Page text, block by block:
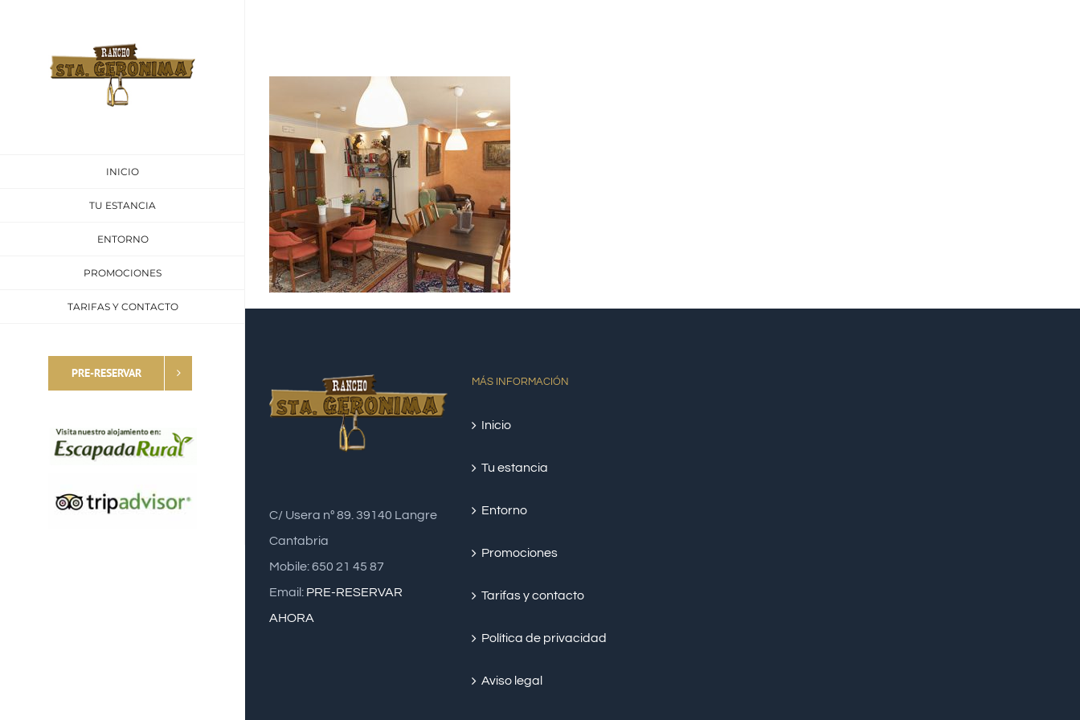
INICIO
TU ESTANCIA
ENTORNO
PROMOCIONES
TARIFAS Y CONTACTO
PRE-RESERVAR
C/ Usera nº 89. 39140 Langre
Cantabria
Mobile: 650 21 45 87
Email: PRE-RESERVAR
AHORA
MÁS INFORMACIÓN
Inicio
Tu estancia
Entorno
Promociones
Tarifas y contacto
Política de privacidad
Aviso legal